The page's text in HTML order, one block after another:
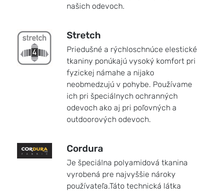
našich odevoch.
Stretch
Priedušné a rýchloschnúce elestické
tkaniny ponúkajú vysoký komfort pri
fyzickej námahe a nijako
neobmedzujú v pohybe. Používame
ich pri špeciálnych ochranných
odevoch ako aj pri poľovných a
outdoorových odevoch.
Cordura
Je špeciálna polyamidová tkanina
vyrobená pre najvyššie nároky
používateľa.Táto technická látka